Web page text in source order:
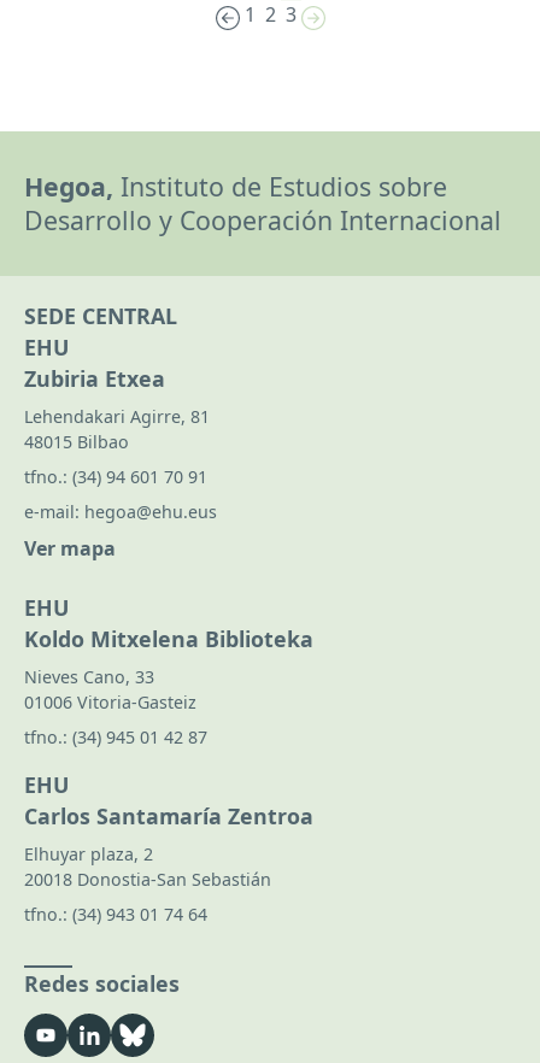
1 2 3
Hegoa, Instituto de Estudios sobre
Desarrollo y Cooperación Internacional
SEDE CENTRAL
EHU
Zubiria Etxea
Lehendakari Agirre, 81
48015 Bilbao
tfno.: (34) 94 601 70 91
e-mail: hegoa@ehu.eus
Ver mapa
EHU
Koldo Mitxelena Biblioteka
Nieves Cano, 33
01006 Vitoria-Gasteiz
tfno.: (34) 945 01 42 87
EHU
Carlos Santamaría Zentroa
Elhuyar plaza, 2
20018 Donostia-San Sebastián
tfno.: (34) 943 01 74 64
Redes sociales